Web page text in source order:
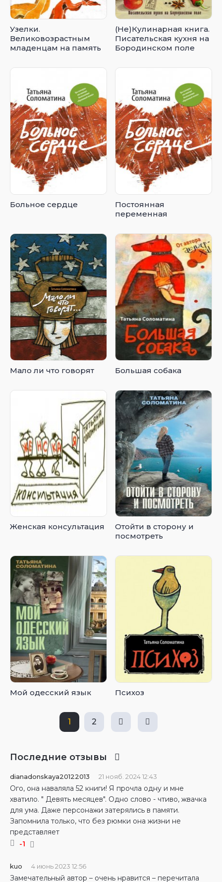
Узелки.
Великовозрастным
младенцам на память
(Не)Кулинарная книга.
Писательская кухня на
Бородинском поле
Больное сердце
Постоянная
переменная
Мало ли что говорят Большая собака
Женская консультация
Отойти в сторону и
посмотреть
Мой одесский язык Психоз
1 2
Последние отзывы
dianadonskaya20122013 21 нояб. 2024 12:43
Ого, она наваляла 52 книги! Я прочла одну и мне
хватило. " Девять месяцев". Одно слово - чтиво, жвачка
для ума. Даже персонажи затерялись в памяти.
Запомнила только, что без рюмки она жизни не
представляет
-1
kuo 4 июнь 2023 12:56
Замечательный автор – очень нравится – перечитала